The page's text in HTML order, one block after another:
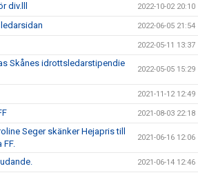
div.lll 2022-10-02 20:10
2022-06-05 21:54
2022-05-11 13:37
Skånes idrottsledarstipendie
2022-05-05 15:29
2021-11-12 12:49
2021-08-03 22:18
Seger skänker Hejapris till
FF.
2021-06-16 12:06
2021-06-14 12:46